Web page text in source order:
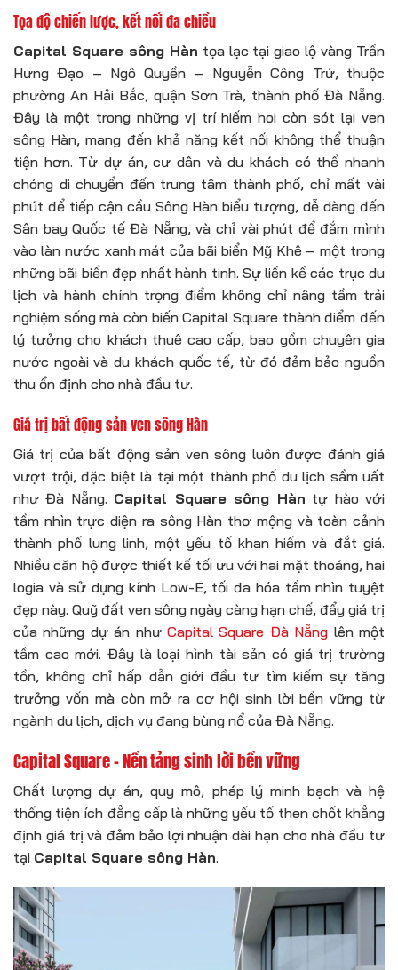
Tọa độ chiến lược, kết nối đa chiều
Capital Square sông Hàn tọa lạc tại giao lộ vàng Trần
Hưng Đạo – Ngô Quyền – Nguyễn Công Trứ, thuộc
phường An Hải Bắc, quận Sơn Trà, thành phố Đà Nẵng.
Đây là một trong những vị trí hiếm hoi còn sót lại ven
sông Hàn, mang đến khả năng kết nối không thể thuận
tiện hơn. Từ dự án, cư dân và du khách có thể nhanh
chóng di chuyển đến trung tâm thành phố, chỉ mất vài
phút để tiếp cận cầu Sông Hàn biểu tượng, dễ dàng đến
Sân bay Quốc tế Đà Nẵng, và chỉ vài phút để đắm mình
vào làn nước xanh mát của bãi biển Mỹ Khê – một trong
những bãi biển đẹp nhất hành tinh. Sự liền kề các trục du
lịch và hành chính trọng điểm không chỉ nâng tầm trải
nghiệm sống mà còn biến Capital Square thành điểm đến
lý tưởng cho khách thuê cao cấp, bao gồm chuyên gia
nước ngoài và du khách quốc tế, từ đó đảm bảo nguồn
thu ổn định cho nhà đầu tư.
Giá trị bất động sản ven sông Hàn
Giá trị của bất động sản ven sông luôn được đánh giá
vượt trội, đặc biệt là tại một thành phố du lịch sầm uất
như Đà Nẵng. Capital Square sông Hàn tự hào với
tầm nhìn trực diện ra sông Hàn thơ mộng và toàn cảnh
thành phố lung linh, một yếu tố khan hiếm và đắt giá.
Nhiều căn hộ được thiết kế tối ưu với hai mặt thoáng, hai
logia và sử dụng kính Low-E, tối đa hóa tầm nhìn tuyệt
đẹp này. Quỹ đất ven sông ngày càng hạn chế, đẩy giá trị
của những dự án như Capital Square Đà Nẵng lên một
tầm cao mới. Đây là loại hình tài sản có giá trị trường
tồn, không chỉ hấp dẫn giới đầu tư tìm kiếm sự tăng
trưởng vốn mà còn mở ra cơ hội sinh lời bền vững từ
ngành du lịch, dịch vụ đang bùng nổ của Đà Nẵng.
Capital Square – Nền tảng sinh lời bền vững
Chất lượng dự án, quy mô, pháp lý minh bạch và hệ
thống tiện ích đẳng cấp là những yếu tố then chốt khẳng
định giá trị và đảm bảo lợi nhuận dài hạn cho nhà đầu tư
tại Capital Square sông Hàn.